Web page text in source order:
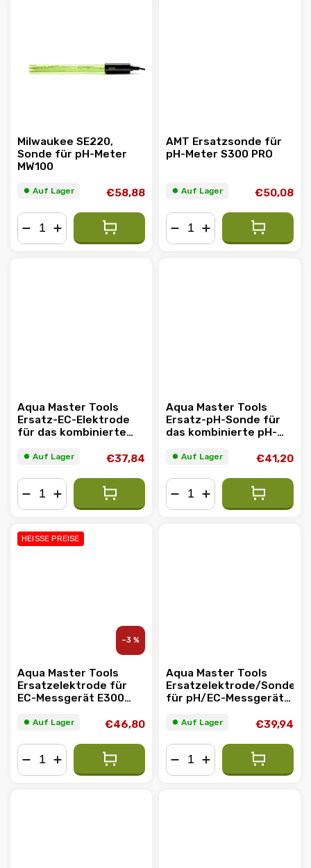
Milwaukee SE220,
Sonde für pH-Meter
MW100
⏺︎ Auf Lager €58,88
AMT Ersatzsonde für
pH-Meter S300 PRO
⏺︎ Auf Lager €50,08
Aqua Master Tools
Ersatz-EC-Elektrode
für das kombinierte
⏺︎ Auf Lager €37,84
Aqua Master Tools
Ersatz-pH-Sonde für
das kombinierte pH-
⏺︎ Auf Lager €41,20
HEISSE PREISE
–3 %
Aqua Master Tools
Ersatzelektrode für
EC-Messgerät E300
⏺︎ Auf Lager €46,80
Aqua Master Tools
Ersatzelektrode/Sonde
für pH/EC-Messgerät
⏺︎ Auf Lager €39,94